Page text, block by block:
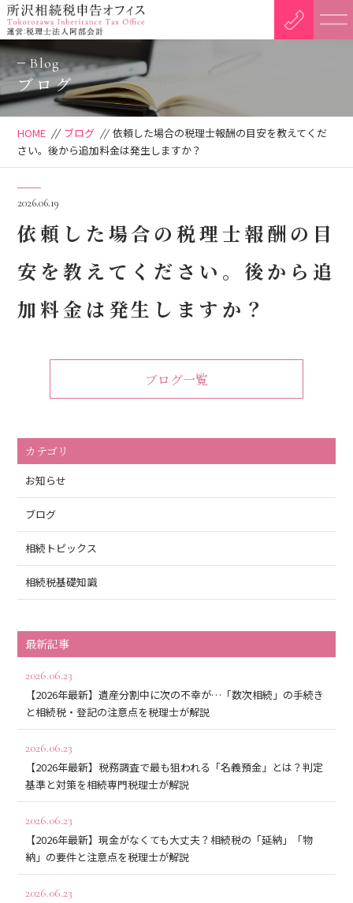
Blog
ブログ
HOME // ブログ // 依頼した場合の税理士報酬の目安を教えてくだ
さい。後から追加料金は発生しますか？
2026.06.19
依頼した場合の税理士報酬の目
安を教えてください。後から追
加料金は発生しますか？
ブログ一覧
カテゴリ
お知らせ
ブログ
相続トピックス
相続税基礎知識
最新記事
2026.06.23
【2026年最新】遺産分割中に次の不幸が…「数次相続」の手続き
と相続税・登記の注意点を税理士が解説
2026.06.23
【2026年最新】税務調査で最も狙われる「名義預金」とは？判定
基準と対策を相続専門税理士が解説
2026.06.23
【2026年最新】現金がなくても大丈夫？相続税の「延納」「物
納」の要件と注意点を税理士が解説
2026.06.23